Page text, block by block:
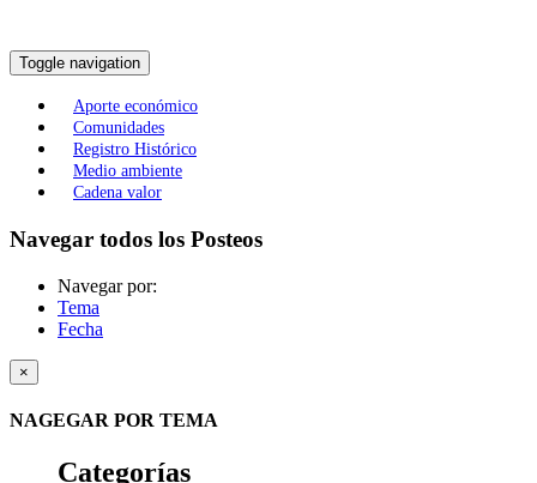
Toggle navigation
Aporte económico
Comunidades
Registro Histórico
Medio ambiente
Cadena valor
Navegar todos los Posteos
Navegar por:
Tema
Fecha
×
NAGEGAR POR TEMA
Categorías